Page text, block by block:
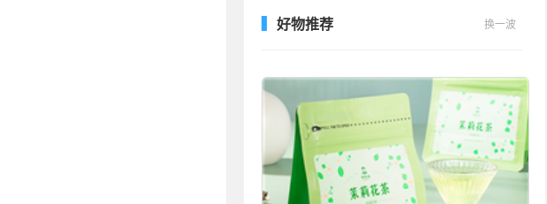
好物推荐 换一波